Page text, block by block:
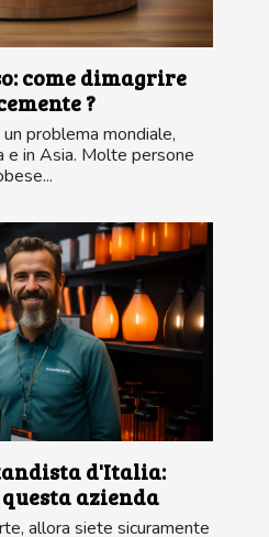
come dimagrire
?
un problema mondiale,
in Asia. Molte persone
d'Italia:
azienda
allora siete sicuramente